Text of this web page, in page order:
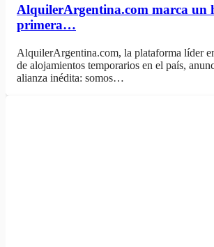
AlquilerArgentina.com marca un
primera…
AlquilerArgentina.com, la plataforma líder
de alojamientos temporarios en el país,
alianza inédita: somos…